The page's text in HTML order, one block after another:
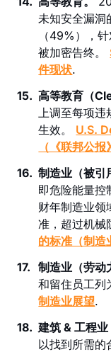
未知安全漏洞
（49%），
被加密告终。
件现状.
15. 高等教育（
上调至每项
生效。 U.S.
（《联邦公
16. 制造业（被引
即危险能量
财年制造业领
准，超过机
的标准（制造
17.
制造业（劳动
和留住员工列
制造业展望.
18. 建筑 & 工程业
以找到所需的